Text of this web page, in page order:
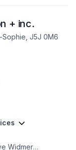
vos espaces
Grâce à notre
des solutions
budget.
Contactez-nous
+ inc.
Sophie, J5J 0M6
Widmer